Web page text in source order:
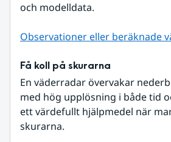
och modelldata.
Observationer eller beräknade
Få koll på skurarna
En väderradar övervakar
med hög upplösning i både tid
ett värdefullt hjälpmedel när
skurarna.